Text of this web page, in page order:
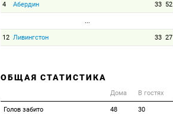
4 Абердин 33 52
...
12 Ливингстон 33 27
ОБЩАЯ СТАТИСТИКА
Дома В гостях
Голов забито 48 30